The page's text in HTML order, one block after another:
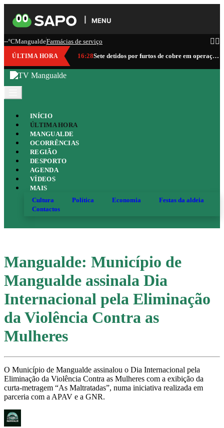
MENU
--°CMangualdeFarmácias de serviço
ÚLTIMA HORA 16:28 Sete detidos por furtos de cobre em operação da GNR que abrangeu Mangualde
INÍCIO
ÚLTIMA HORA
MANGUALDE
OCORRÊNCIAS
REGIÃO
DESPORTO
AGENDA
VÍDEOS
MAIS
Cultura
Política Economia
Festas da aldeia
Contactos
Mangualde: Município de
Mangualde assinala Dia
Internacional pela Eliminação
da Violência Contra as
Mulheres
O Município de Mangualde assinalou o Dia Internacional pela
Eliminação da Violência Contra as Mulheres com a exibição da
curta-metragem “As Maltratadas”, numa iniciativa realizada em
parceria com a APAV e a GNR.